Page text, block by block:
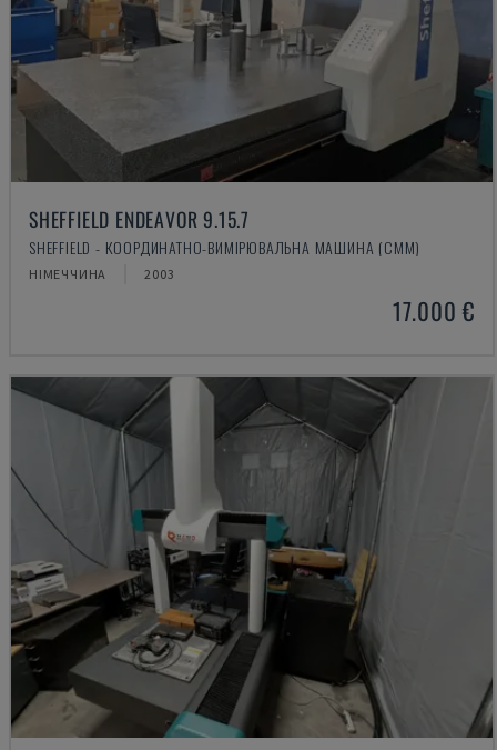
SHEFFIELD ENDEAVOR 9.15.7
SHEFFIELD - КООРДИНАТНО-ВИМІРЮВАЛЬНА МАШИНА (CMM)
НІМЕЧЧИНА 2003
17.000 €